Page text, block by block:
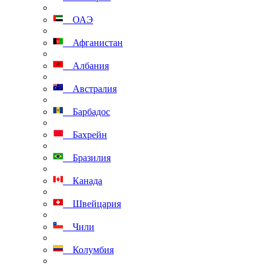
ОАЭ
Афганистан
Албания
Австралия
Барбадос
Бахрейн
Бразилия
Канада
Швейцария
Чили
Колумбия